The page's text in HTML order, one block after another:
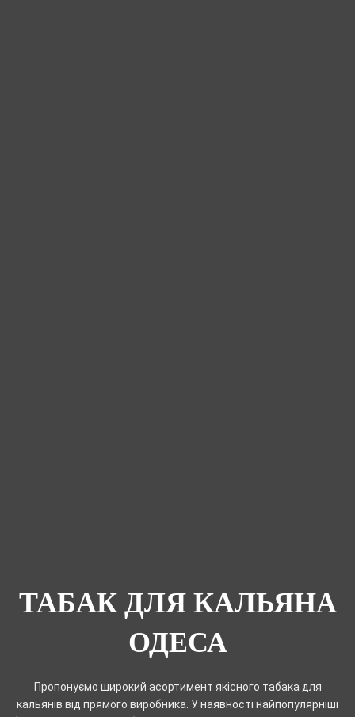
ТАБАК ДЛЯ КАЛЬЯНА
ОДЕСА
Пропонуємо широкий асортимент якісного табака для
кальянів від прямого виробника. У наявності найпопулярніші